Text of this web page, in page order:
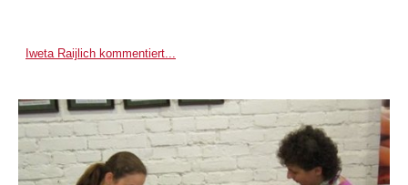
Iweta Raijlich kommentiert...